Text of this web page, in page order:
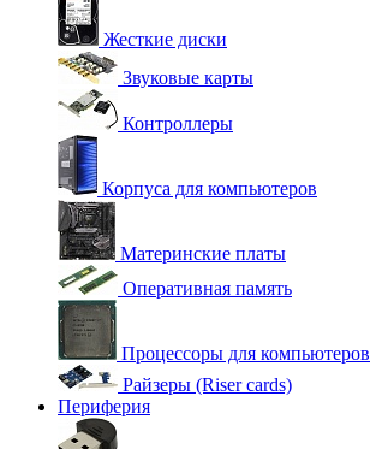
Жесткие диски
Звуковые карты
Контроллеры
Корпуса для компьютеров
Материнские платы
Оперативная память
Процессоры для компьютеров
Райзеры (Riser cards)
Периферия